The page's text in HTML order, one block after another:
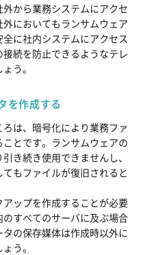
から業務システムにアクセ
においてもランサムウェア
に社内システムにアクセス
続を防止できるようなテレ
う。
を作成する
は、暗号化により業務ファ
とです。ランサムウェアの
き続き使用できませんし、
もファイルが復旧されると
ップを作成することが必要
すべてのサーバに及ぶ場合
の保存媒体は作成時以外に
う。